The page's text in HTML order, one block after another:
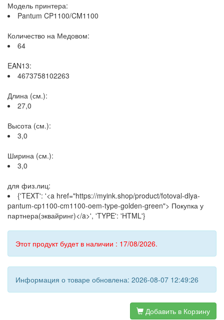
Модель принтера:
Pantum CP1100/CM1100
Количество на Медовом:
64
EAN13:
4673758102263
Длина (см.):
27,0
Высота (см.):
3,0
Ширина (см.):
3,0
для физ.лиц:
{'TEXT': '<a href="https://myink.shop/product/fotoval-dlya-
pantum-cp1100-cm1100-oem-type-golden-green"> Покупка у
партнера(эквайринг)</a>', 'TYPE': 'HTML'}
Этот продукт будет в наличии : 17/08/2026.
Информация о товаре обновлена: 2026-08-07 12:49:26
Добавить в Корзину